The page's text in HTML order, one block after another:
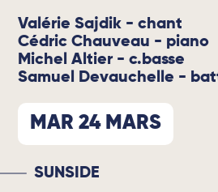
Valérie Sajdik - chant
Cédric Chauveau - piano
Michel Altier - c.basse
Samuel Devauchelle -
MAR 24 MARS
SUNSIDE